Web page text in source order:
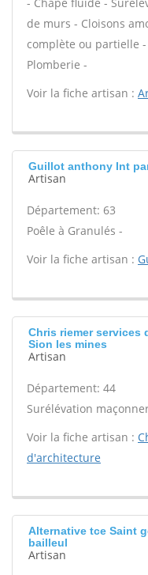
de murs - Cloisons
complète ou partielle
Plomberie -
Voir la fiche artisan :
Guillot anthony Int
Artisan
Département: 63
Poêle à Granulés -
Voir la fiche artisan :
Chris riemer services
Sion les mines
Artisan
Département: 44
Surélévation
Voir la fiche artisan :
d'architecture
Alternative tce Saint
bailleul
Artisan